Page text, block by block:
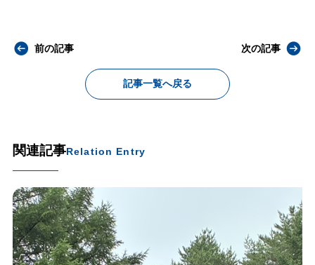
前の記事
記事一覧へ戻る
次の記事
関連記事Relation Entry